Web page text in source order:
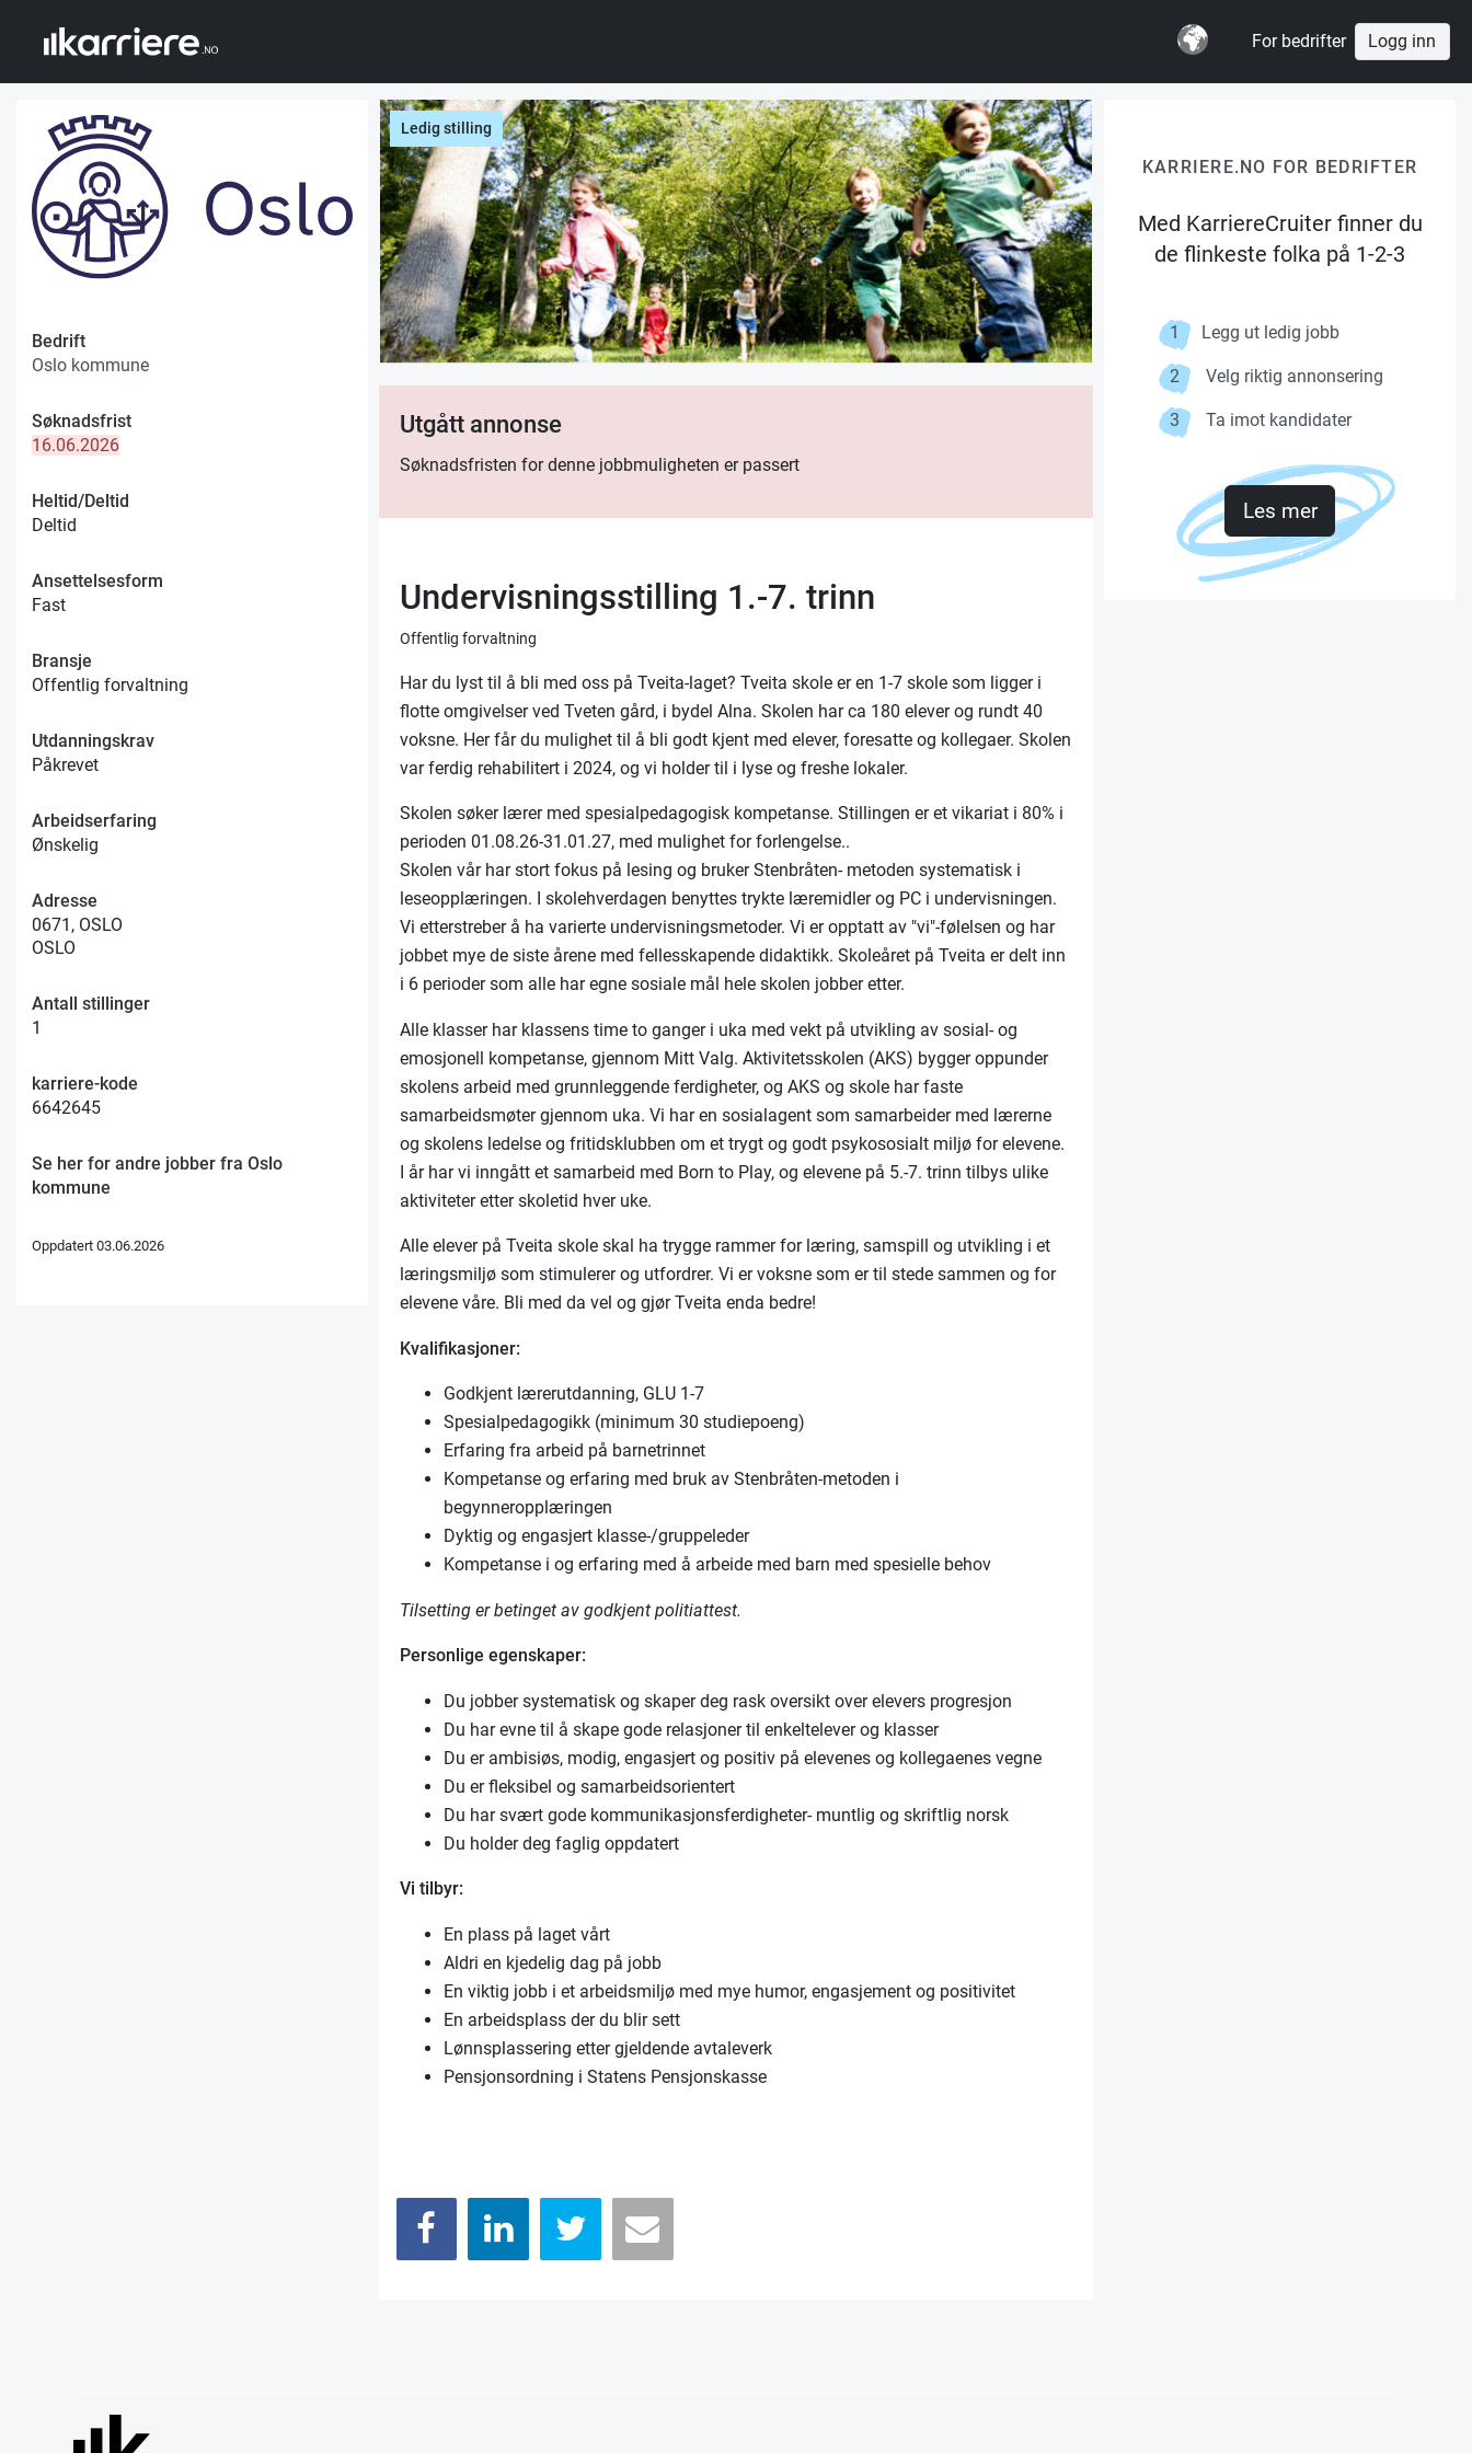
For bedrifter Logg inn
Bedrift
Oslo kommune
Søknadsfrist
16.06.2026
Heltid/Deltid
Deltid
Ansettelsesform
Fast
Bransje
Offentlig forvaltning
Utdanningskrav
Påkrevet
Arbeidserfaring
Ønskelig
Adresse
0671, OSLO
OSLO
Antall stillinger
1
karriere-kode
6642645
Se her for andre jobber fra Oslo
kommune
Oppdatert 03.06.2026
Ledig stilling
Utgått annonse
Søknadsfristen for denne jobbmuligheten er passert
Undervisningsstilling 1.-7. trinn
Offentlig forvaltning
Har du lyst til å bli med oss på Tveita-laget? Tveita skole er en 1-7 skole som ligger i
flotte omgivelser ved Tveten gård, i bydel Alna. Skolen har ca 180 elever og rundt 40
voksne. Her får du mulighet til å bli godt kjent med elever, foresatte og kollegaer. Skolen
var ferdig rehabilitert i 2024, og vi holder til i lyse og freshe lokaler.
Skolen søker lærer med spesialpedagogisk kompetanse. Stillingen er et vikariat i 80% i
perioden 01.08.26-31.01.27, med mulighet for forlengelse..
Skolen vår har stort fokus på lesing og bruker Stenbråten- metoden systematisk i
leseopplæringen. I skolehverdagen benyttes trykte læremidler og PC i undervisningen.
Vi etterstreber å ha varierte undervisningsmetoder. Vi er opptatt av "vi"-følelsen og har
jobbet mye de siste årene med fellesskapende didaktikk. Skoleåret på Tveita er delt inn
i 6 perioder som alle har egne sosiale mål hele skolen jobber etter.
Alle klasser har klassens time to ganger i uka med vekt på utvikling av sosial- og
emosjonell kompetanse, gjennom Mitt Valg. Aktivitetsskolen (AKS) bygger oppunder
skolens arbeid med grunnleggende ferdigheter, og AKS og skole har faste
samarbeidsmøter gjennom uka. Vi har en sosialagent som samarbeider med lærerne
og skolens ledelse og fritidsklubben om et trygt og godt psykososialt miljø for elevene.
I år har vi inngått et samarbeid med Born to Play, og elevene på 5.-7. trinn tilbys ulike
aktiviteter etter skoletid hver uke.
Alle elever på Tveita skole skal ha trygge rammer for læring, samspill og utvikling i et
læringsmiljø som stimulerer og utfordrer. Vi er voksne som er til stede sammen og for
elevene våre. Bli med da vel og gjør Tveita enda bedre!
Kvalifikasjoner:
Godkjent lærerutdanning, GLU 1-7
Spesialpedagogikk (minimum 30 studiepoeng)
Erfaring fra arbeid på barnetrinnet
Kompetanse og erfaring med bruk av Stenbråten-metoden i
begynneropplæringen
Dyktig og engasjert klasse-/gruppeleder
Kompetanse i og erfaring med å arbeide med barn med spesielle behov
Tilsetting er betinget av godkjent politiattest.
Personlige egenskaper:
Du jobber systematisk og skaper deg rask oversikt over elevers progresjon
Du har evne til å skape gode relasjoner til enkeltelever og klasser
Du er ambisiøs, modig, engasjert og positiv på elevenes og kollegaenes vegne
Du er fleksibel og samarbeidsorientert
Du har svært gode kommunikasjonsferdigheter- muntlig og skriftlig norsk
Du holder deg faglig oppdatert
Vi tilbyr:
En plass på laget vårt
Aldri en kjedelig dag på jobb
En viktig jobb i et arbeidsmiljø med mye humor, engasjement og positivitet
En arbeidsplass der du blir sett
Lønnsplassering etter gjeldende avtaleverk
Pensjonsordning i Statens Pensjonskasse
KARRIERE.NO FOR BEDRIFTER
Med KarriereCruiter finner du
de flinkeste folka på 1-2-3
1 Legg ut ledig jobb
2 Velg riktig annonsering
3 Ta imot kandidater
Les mer